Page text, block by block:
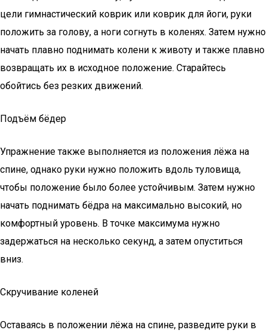
цели гимнастический коврик или коврик для йоги, руки
положить за голову, а ноги согнуть в коленях. Затем нужно
начать плавно поднимать колени к животу и также плавно
возвращать их в исходное положение. Старайтесь
обойтись без резких движений.
Подъём бёдер
Упражнение также выполняется из положения лёжа на
спине, однако руки нужно положить вдоль туловища,
чтобы положение было более устойчивым. Затем нужно
начать поднимать бёдра на максимально высокий, но
комфортный уровень. В точке максимума нужно
задержаться на несколько секунд, а затем опуститься
вниз.
Скручивание коленей
Оставаясь в положении лёжа на спине, разведите руки в